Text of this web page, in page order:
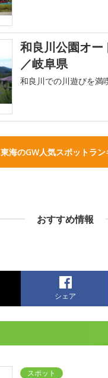
和良川公園オー
／岐阜県
和良川での川遊びを満
東海のGW人気スポットラン
おすすめ情報
シェア